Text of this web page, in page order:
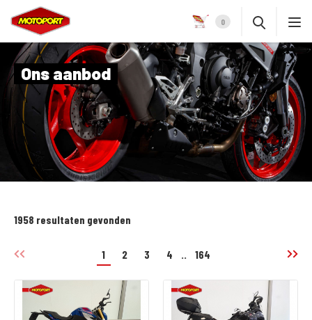
0
Ons aanbod
1958 resultaten gevonden
1 2 3 4 .. 164